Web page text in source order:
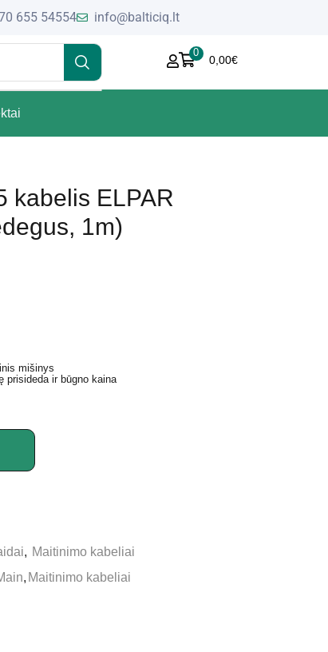
655 54554 info@balticiq.lt
0
0,00€
kabelis ELPAR
1m)
mišinys
prisideda ir būgno kaina
, Maitinimo kabeliai
, Maitinimo kabeliai